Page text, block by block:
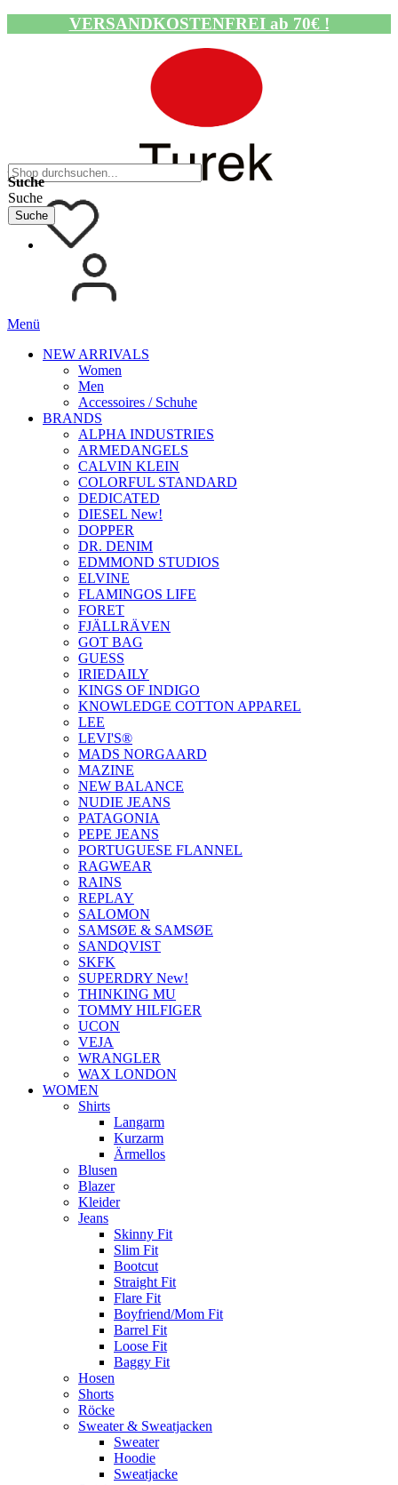
VERSANDKOSTENFREI ab 70€ !
Navigation umschalten
Suche
Suche
Suche
Menü
NEW ARRIVALS
Women
Men
Accessoires / Schuhe
BRANDS
ALPHA INDUSTRIES
ARMEDANGELS
CALVIN KLEIN
COLORFUL STANDARD
DEDICATED
DIESEL New!
DOPPER
DR. DENIM
EDMMOND STUDIOS
ELVINE
FLAMINGOS LIFE
FORET
FJÄLLRÄVEN
GOT BAG
GUESS
IRIEDAILY
KINGS OF INDIGO
KNOWLEDGE COTTON APPAREL
LEE
LEVI'S®
MADS NORGAARD
MAZINE
NEW BALANCE
NUDIE JEANS
PATAGONIA
PEPE JEANS
PORTUGUESE FLANNEL
RAGWEAR
RAINS
REPLAY
SALOMON
SAMSØE & SAMSØE
SANDQVIST
SKFK
SUPERDRY New!
THINKING MU
TOMMY HILFIGER
UCON
VEJA
WRANGLER
WAX LONDON
WOMEN
Shirts
Langarm
Kurzarm
Ärmellos
Blusen
Blazer
Kleider
Jeans
Skinny Fit
Slim Fit
Bootcut
Straight Fit
Flare Fit
Boyfriend/Mom Fit
Barrel Fit
Loose Fit
Baggy Fit
Hosen
Shorts
Röcke
Sweater & Sweatjacken
Sweater
Hoodie
Sweatjacke